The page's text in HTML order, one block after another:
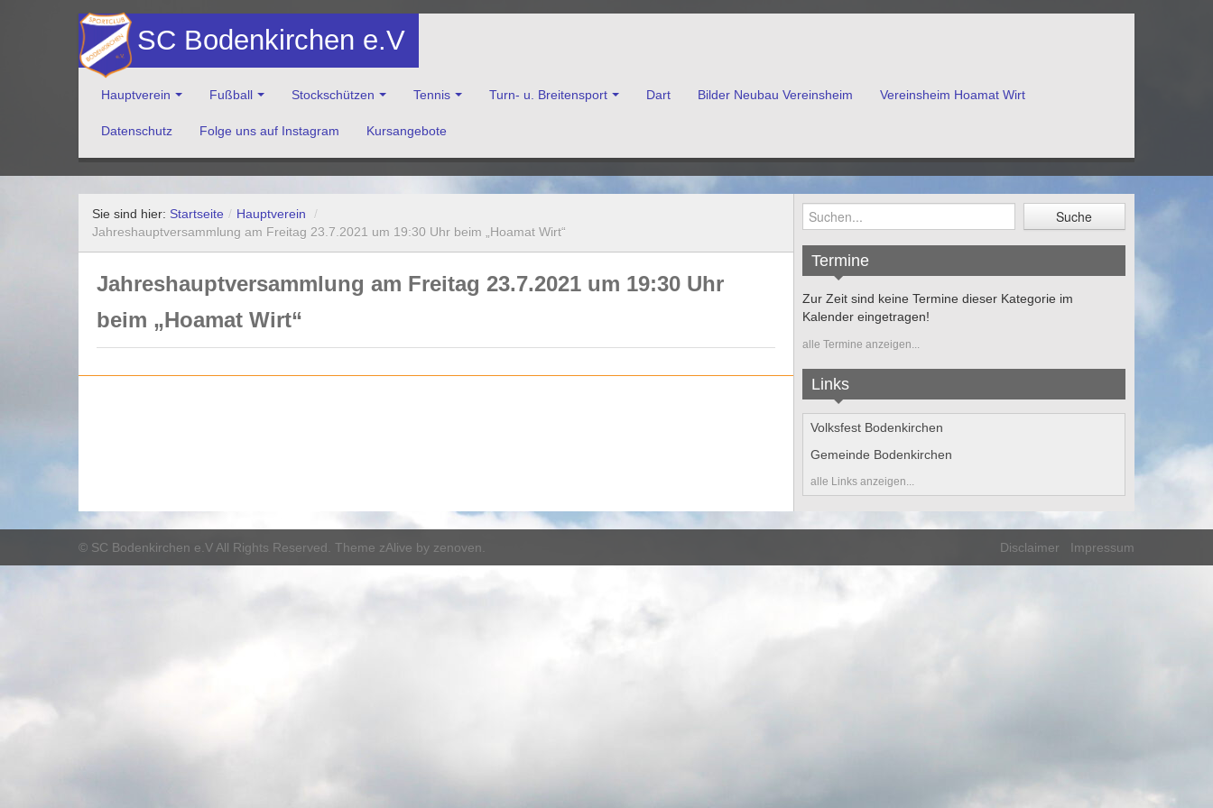
SC Bodenkirchen e.V
Hauptverein Fußball Stockschützen Tennis Turn- u. Breitensport Dart Bilder Neubau Vereinsheim Vereinsheim Hoamat Wirt
Datenschutz Folge uns auf Instagram
Kursangebote
Sie sind hier: Startseite / Hauptverein
/
Jahreshauptversammlung am Freitag 23.7.2021 um 19:30 Uhr beim „Hoamat Wirt“
Jahreshauptversammlung am Freitag 23.7.2021 um 19:30 Uhr
beim „Hoamat Wirt“
Termine
Zur Zeit sind keine Termine dieser Kategorie im
Kalender eingetragen!
alle Termine anzeigen...
Links
Volksfest Bodenkirchen
Gemeinde Bodenkirchen
alle Links anzeigen...
© SC Bodenkirchen e.V All Rights Reserved. Theme zAlive by zenoven Disclaimer Impressum